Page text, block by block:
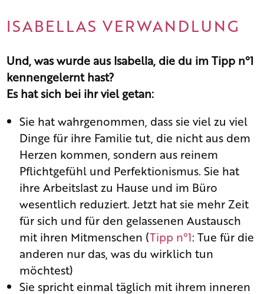
ISABELLAS VERWANDLUNG
Und, was wurde aus Isabella, die du im Tipp n°1
kennengelernt hast?
Es hat sich bei ihr viel getan:
Sie hat wahrgenommen, dass sie viel zu viel
Dinge für ihre Familie tut, die nicht aus dem
Herzen kommen, sondern aus reinem
Pflichtgefühl und Perfektionismus. Sie hat
ihre Arbeitslast zu Hause und im Büro
wesentlich reduziert. Jetzt hat sie mehr Zeit
für sich und für den gelassenen Austausch
mit ihren Mitmenschen (Tipp n°1: Tue für die
anderen nur das, was du wirklich tun
möchtest)
Sie spricht einmal täglich mit ihrem inneren